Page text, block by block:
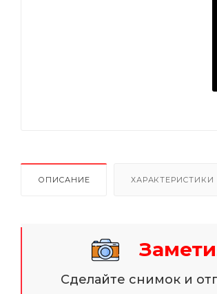
ОПИСАНИЕ ХАРАКТЕРИСТИКИ
Сделайте снимок и